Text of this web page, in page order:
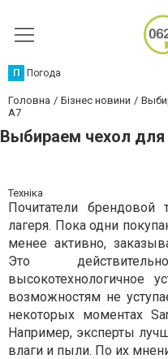
П Погода
Головна Бізнес новини
A7
Выбираем чехол для
Техніка
Почитатели брендовой
лагеря. Пока одни
менее активно,
Это
высокотехнологичное
возможностям не
некоторых моментах
Например, эксперты
влаги и пыли. По их